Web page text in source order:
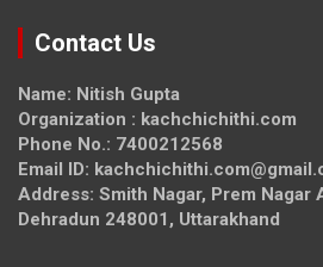
Contact Us
Name: Nitish Gupta
Organization : kachchichithi.com
Phone No.: 7400212568
Email ID:
Address: Smith Nagar, Prem Nagar
Dehradun 248001, Uttarakhand